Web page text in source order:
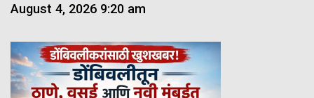
August 4, 2026 9:20 am